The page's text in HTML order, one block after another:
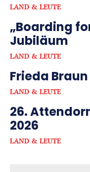
LAND & LEUTE
„Boarding
Jubiläum
LAND & LEUTE
Frieda
LAND & LEUTE
26.
2026
LAND & LEUTE